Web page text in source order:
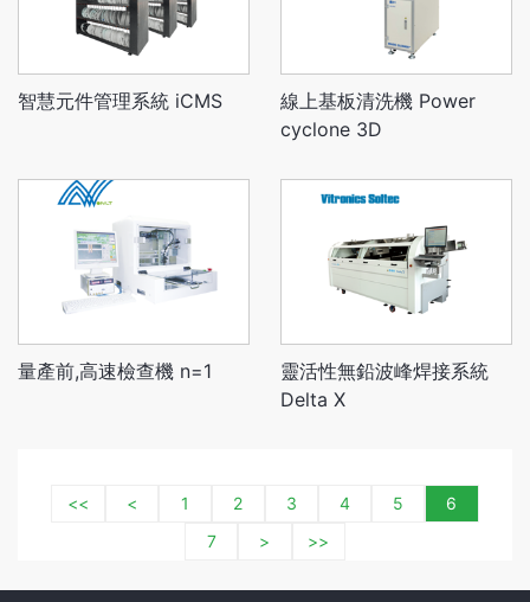
智慧元件管理系統 iCMS
線上基板清洗機 Power
cyclone 3D
量產前,高速檢查機 n=1
靈活性無鉛波峰焊接系統
Delta X
<< < 1 2 3 4 5
6
7
> >>